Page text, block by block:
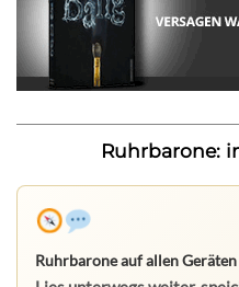
Ruhrbarone:
Ruhrbarone auf allen Geräten